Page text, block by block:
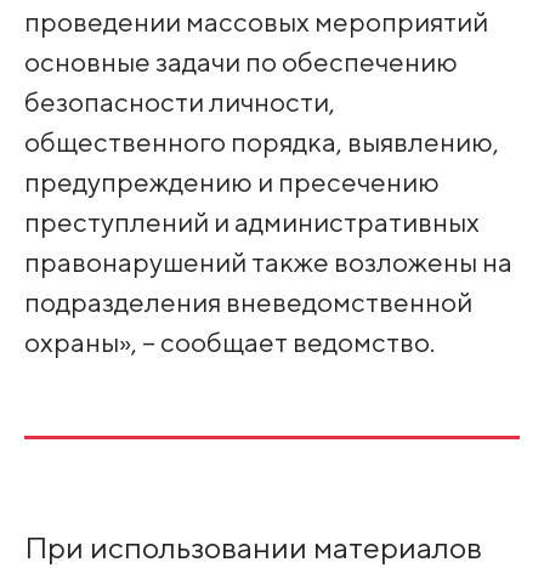
проведении массовых мероприятий
основные задачи по обеспечению
безопасности личности,
общественного порядка, выявлению,
предупреждению и пресечению
преступлений и административных
правонарушений также возложены на
подразделения вневедомственной
охраны», – сообщает ведомство.
При использовании материалов